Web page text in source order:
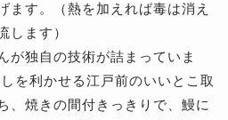
ます。（熱を加えれば毒は消え
します）
が独自の技術が詰まっていま
を利かせる江戸前のいいとこ取
、焼きの間付きっきりで、鰻に